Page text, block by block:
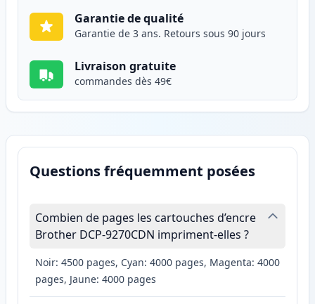
Garantie de qualité
Garantie de 3 ans. Retours sous 90 jours
Livraison gratuite
commandes dès 49€
Questions fréquemment posées
Combien de pages les cartouches d’encre
Brother DCP-9270CDN impriment-elles ?
Noir: 4500 pages, Cyan: 4000 pages, Magenta: 4000
pages, Jaune: 4000 pages